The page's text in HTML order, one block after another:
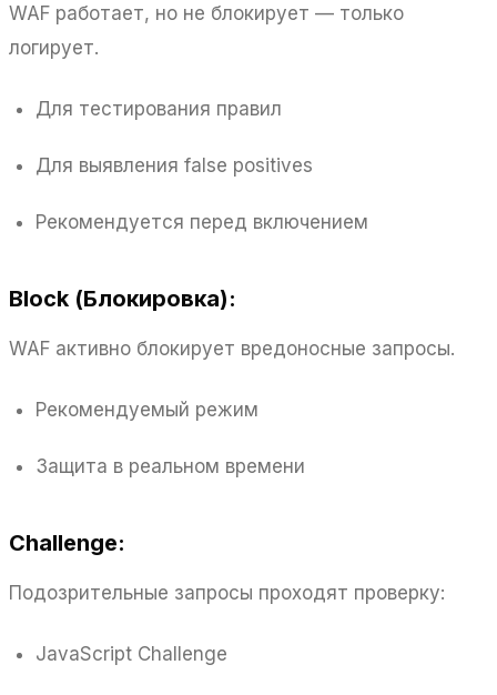
WAF работает, но не блокирует — только
логирует.
Для тестирования правил
Для выявления false positives
Рекомендуется перед включением
Block (Блокировка):
WAF активно блокирует вредоносные запросы.
Рекомендуемый режим
Защита в реальном времени
Challenge:
Подозрительные запросы проходят проверку:
JavaScript Challenge